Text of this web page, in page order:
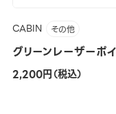
CABIN その他
グリーンレーザーポ
2,200円（税込）